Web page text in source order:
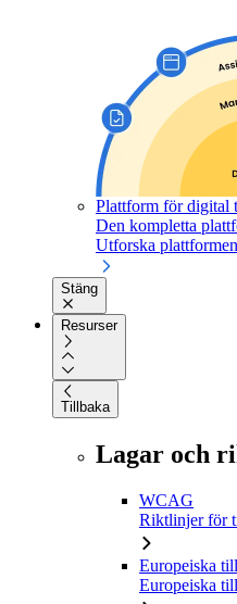
Plattform för digital
Den kompletta
Utforska plattformen
Stäng
Resurser
Tillbaka
Lagar och
WCAG
Riktlinjer för
Europeiska
Europeiska